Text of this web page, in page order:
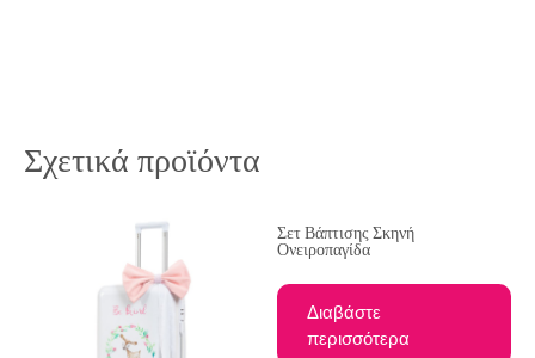
Σχετικά προϊόντα
Σετ Βάπτισης Σκηνή
Ονειροπαγίδα
Διαβάστε
περισσότερα